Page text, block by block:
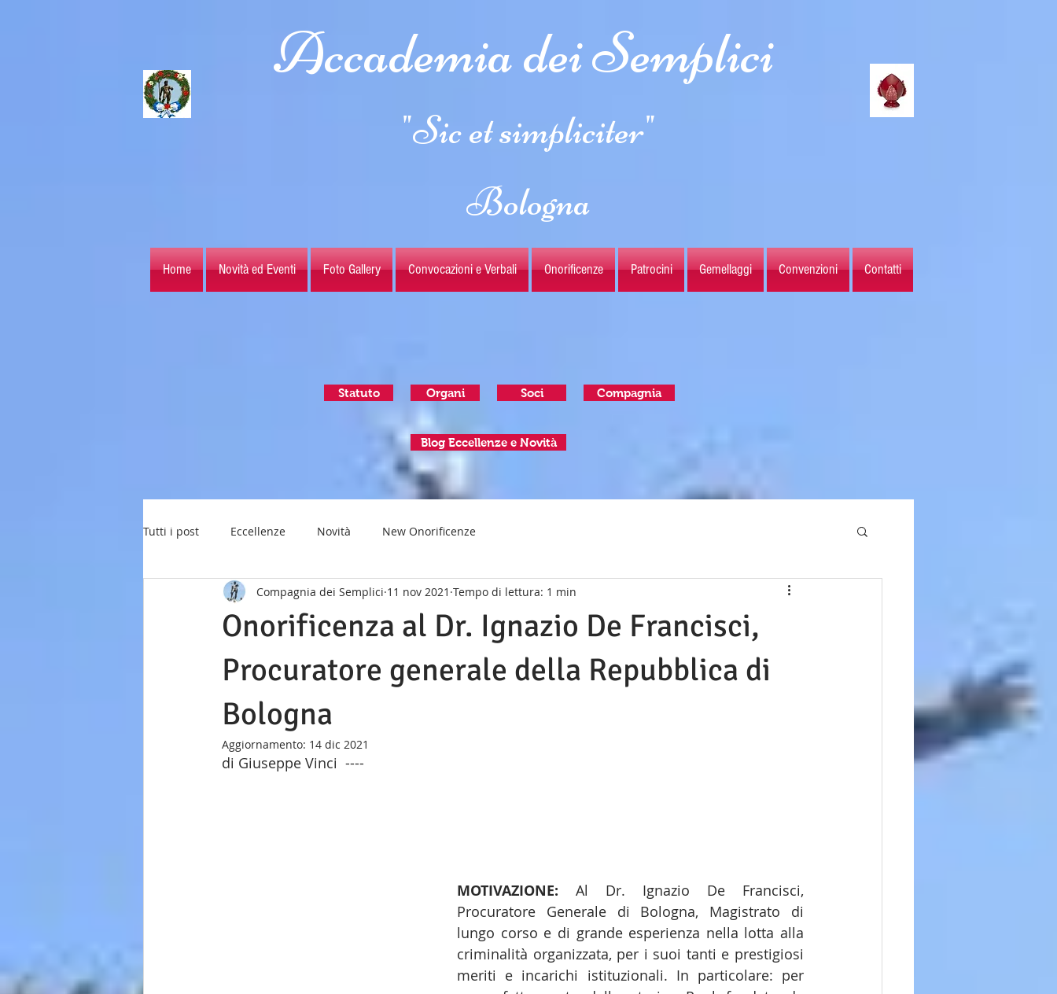
Accademia dei Semplici
"Sic et simpliciter"
Bologna
Home Novità ed Eventi Foto Gallery Convocazioni e Verbali Onorificenze Patrocini Gemellaggi Convenzioni Contatti
Statuto Organi Soci Compagnia
Blog Eccellenze e Novità
Tutti i post Eccellenze Novità New Onorificenze
Onorificenza al Dr. Ignazio De Francisci,
Procuratore generale della Repubblica di
Bologna
Compagnia dei Semplici 11 nov 2021 Tempo di lettura: 1 min
Aggiornamento: 14 dic 2021
di Giuseppe Vinci  ----
MOTIVAZIONE: Al Dr. Ignazio De Francisci,
Procuratore Generale di Bologna, Magistrato di
lungo corso e di grande esperienza nella lotta alla
criminalità organizzata, per i suoi tanti e prestigiosi
meriti e incarichi istituzionali. In particolare: per